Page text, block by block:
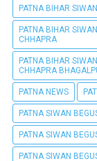
PATNA BIHAR
PATNA BIHAR
CHHAPRA
PATNA BIHAR
CHHAPRA
PATNA NEWS
PATNA SIWAN
PATNA SIWAN
PATNA SIWAN